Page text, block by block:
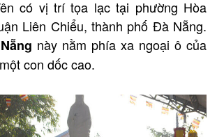
có vị trí tọa lạc tại phường Hòa
Liên Chiểu, thành phố Đà Nẵng.
này nằm phía xa ngoại ô của
con dốc cao.